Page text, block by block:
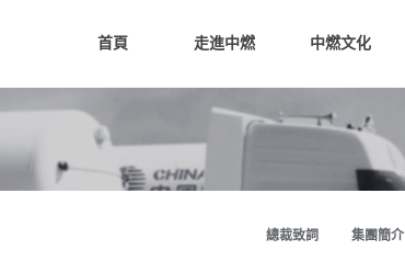
首頁 走進中燃 中燃文化
總裁致詞 集團簡介